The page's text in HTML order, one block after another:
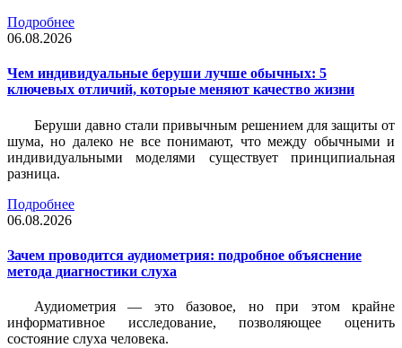
Подробнее
06.08.2026
Чем индивидуальные беруши лучше обычных: 5
ключевых отличий, которые меняют качество жизни
Беруши давно стали привычным решением для защиты от
шума, но далеко не все понимают, что между обычными и
индивидуальными моделями существует принципиальная
разница.
Подробнее
06.08.2026
Зачем проводится аудиометрия: подробное объяснение
метода диагностики слуха
Аудиометрия — это базовое, но при этом крайне
информативное исследование, позволяющее оценить
состояние слуха человека.